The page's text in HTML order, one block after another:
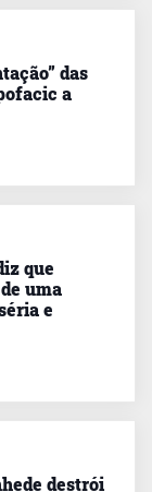
das
a
que
uma
e
destrói